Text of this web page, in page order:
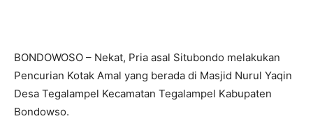
BONDOWOSO – Nekat, Pria asal Situbondo melakukan
Pencurian Kotak Amal yang berada di Masjid Nurul Yaqin
Desa Tegalampel Kecamatan Tegalampel Kabupaten
Bondowso.